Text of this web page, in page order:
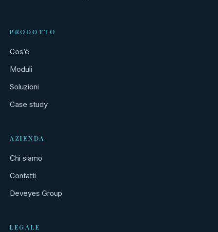
PRODOTTO
Cos’è
Moduli
Soluzioni
Case study
AZIENDA
Chi siamo
Contatti
Deveyes Group
LEGALE